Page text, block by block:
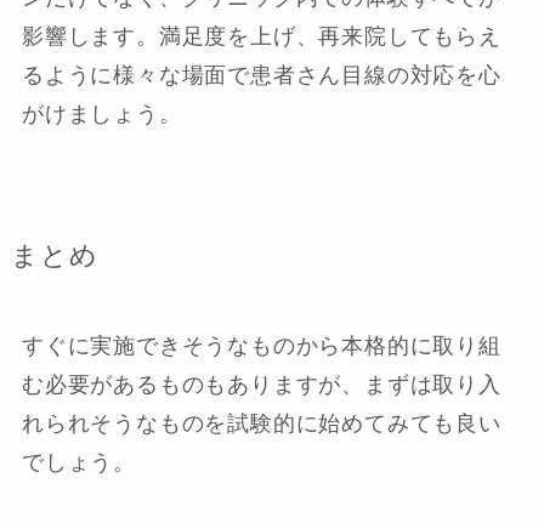
影響します。満足度を上げ、再来院してもらえ
るように様々な場面で患者さん目線の対応を心
がけましょう。
まとめ
すぐに実施できそうなものから本格的に取り組
む必要があるものもありますが、まずは取り入
れられそうなものを試験的に始めてみても良い
でしょう。